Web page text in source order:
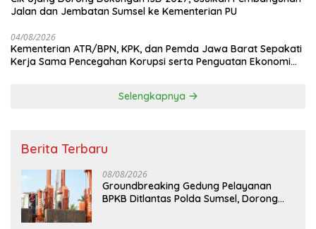
Jalan dan Jembatan Sumsel ke Kementerian PU
04/08/2026
Kementerian ATR/BPN, KPK, dan Pemda Jawa Barat Sepakati
Kerja Sama Pencegahan Korupsi serta Penguatan Ekonomi
Selengkapnya
Berita Terbaru
08/08/2026
Groundbreaking Gedung Pelayanan
BPKB Ditlantas Polda Sumsel, Dorong